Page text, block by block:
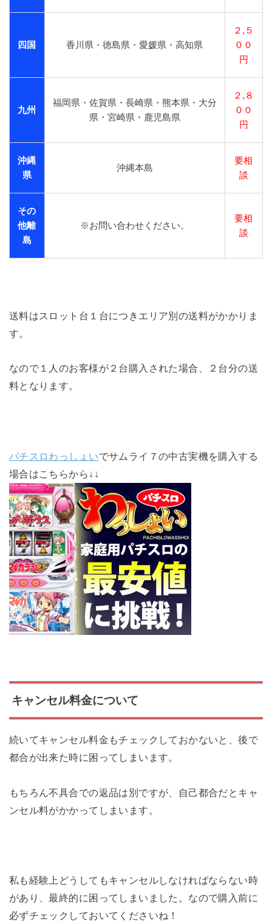
四国 香川県・徳島県・愛媛県・高知県
２,５
００
円
九州
福岡県・佐賀県・長崎県・熊本県・大分
県・宮崎県・鹿児島県
２,８
００
円
沖縄
県
沖縄本島
要相
談
その
他離
島
※お問い合わせください。
要相
談
送料はスロット台１台につきエリア別の送料がかかりま
す。
なので１人のお客様が２台購入された場合、２台分の送
料となります。
パチスロわっしょいでサムライ７の中古実機を購入する
場合はこちらから↓↓
キャンセル料金について
続いてキャンセル料金もチェックしておかないと、後で
都合が出来た時に困ってしまいます。
もちろん不具合での返品は別ですが、自己都合だとキャ
ンセル料がかかってしまいます。
私も経験上どうしてもキャンセルしなければならない時
があり、最終的に困ってしまいました。なので購入前に
必ずチェックしておいてくださいね！